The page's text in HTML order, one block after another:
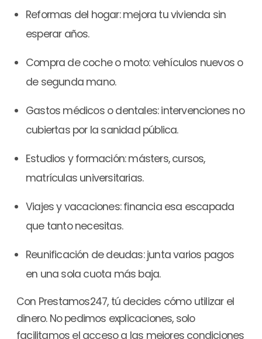
Reformas del hogar: mejora tu vivienda sin
esperar años.
Compra de coche o moto: vehículos nuevos o
de segunda mano.
Gastos médicos o dentales: intervenciones no
cubiertas por la sanidad pública.
Estudios y formación: másters, cursos,
matrículas universitarias.
Viajes y vacaciones: financia esa escapada
que tanto necesitas.
Reunificación de deudas: junta varios pagos
en una sola cuota más baja.
Con Prestamos247, tú decides cómo utilizar el
dinero. No pedimos explicaciones, solo
facilitamos el acceso a las mejores condiciones